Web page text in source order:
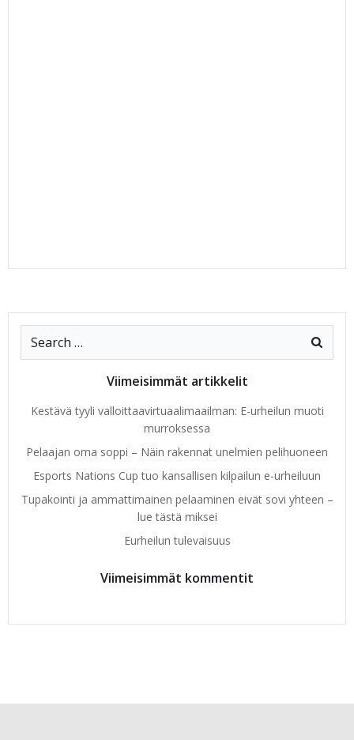
Search
Viimeisimmät artikkelit
Kestävä tyyli valloittaavirtuaalimaailman: E-urheilun muoti
murroksessa
Pelaajan oma soppi – Näin rakennat unelmien pelihuoneen
Esports Nations Cup tuo kansallisen kilpailun e-urheiluun
Tupakointi ja ammattimainen pelaaminen eivät sovi yhteen –
lue tästä miksei
Eurheilun tulevaisuus
Viimeisimmät kommentit